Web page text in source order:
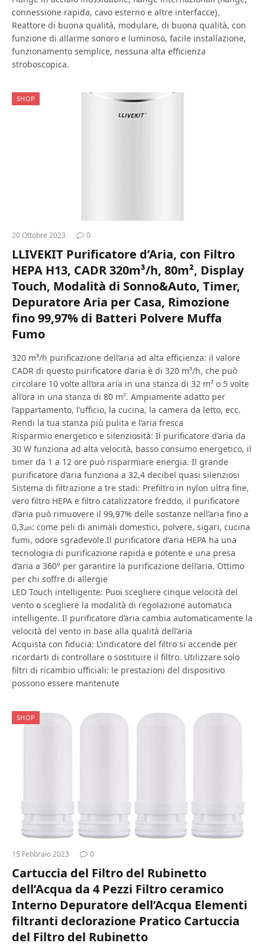
connessione rapida, cavo esterno e altre interfacce)。
Reattore di buona qualità, modulare, di buona qualità, con
funzione di allarme sonoro e luminoso, facile installazione,
funzionamento semplice, nessuna alta efficienza
stroboscopica.
SHOP
20 Ottobre 2023 0
LLIVEKIT Purificatore d’Aria, con Filtro
HEPA H13, CADR 320m³/h, 80m², Display
Touch, Modalità di Sonno&Auto, Timer,
Depuratore Aria per Casa, Rimozione
fino 99,97% di Batteri Polvere Muffa
Fumo
320 m³/h purificazione dell’aria ad alta efficienza: il valore
CADR di questo purificatore d’aria è di 320 m³/h, che può
circolare 10 volte all’ora aria in una stanza di 32 m² o 5 volte
all’ora in una stanza di 80 m². Ampiamente adatto per
l’appartamento, l’ufficio, la cucina, la camera da letto, ecc.
Rendi la tua stanza più pulita e l’aria fresca
Risparmio energetico e silenziosità: Il purificatore d’aria da
30 W funziona ad alta velocità, basso consumo energetico, il
timer da 1 a 12 ore può risparmiare energia. Il grande
purificatore d’aria funziona a 32,4 decibel quasi silenziosi
Sistema di filtrazione a tre stadi: Prefiltro in nylon ultra fine,
vero filtro HEPA e filtro catalizzatore freddo, il purificatore
d’aria può rimuovere il 99,97% delle sostanze nell’aria fino a
0,3㎛: come peli di animali domestici, polvere, sigari, cucina
fumi, odore sgradevole.Il purificatore d’aria HEPA ha una
tecnologia di purificazione rapida e potente e una presa
d’aria a 360° per garantire la purificazione dell’aria. Ottimo
per chi soffre di allergie
LED Touch intelligente: Puoi scegliere cinque velocità del
vento o scegliere la modalità di regolazione automatica
intelligente. Il purificatore d’aria cambia automaticamente la
velocità del vento in base alla qualità dell’aria
Acquista con fiducia: L’indicatore del filtro si accende per
ricordarti di controllare o sostituire il filtro. Utilizzare solo
filtri di ricambio ufficiali: le prestazioni del dispositivo
possono essere mantenute
SHOP
15 Febbraio 2023 0
Cartuccia del Filtro del Rubinetto
dell’Acqua da 4 Pezzi Filtro ceramico
Interno Depuratore dell’Acqua Elementi
filtranti declorazione Pratico Cartuccia
del Filtro del Rubinetto